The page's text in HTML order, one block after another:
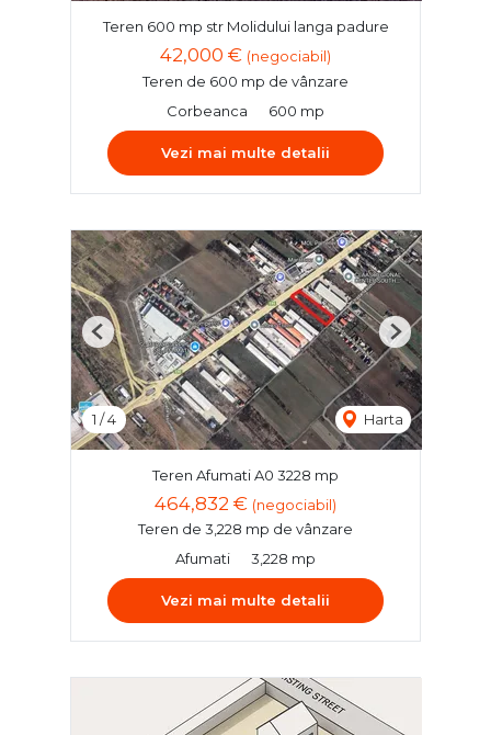
Teren 600 mp str Molidului langa padure
42,000 € (negociabil)
Teren de 600 mp de vânzare
Corbeanca
600 mp
Vezi mai multe detalii
1 /4 Harta
Previous Next
Teren Afumati A0 3228 mp
464,832 € (negociabil)
Teren de 3,228 mp de vânzare
Afumati
3,228 mp
Vezi mai multe detalii